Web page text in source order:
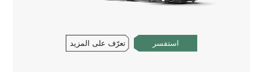
تعرّف على المزيد استفسر